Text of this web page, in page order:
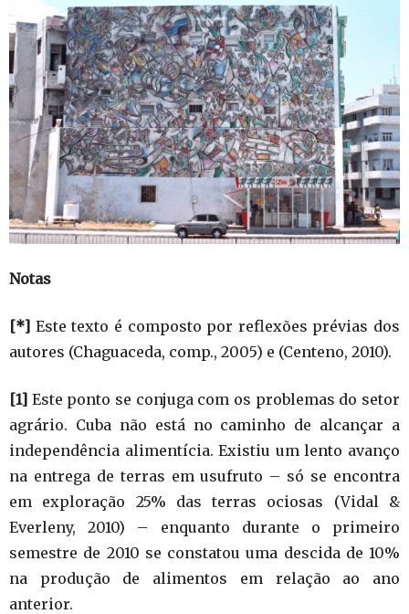
Notas
[*] Este texto é composto por reflexões prévias dos
autores (Chaguaceda, comp., 2005) e (Centeno, 2010).
[1] Este ponto se conjuga com os problemas do setor
agrário. Cuba não está no caminho de alcançar a
independência alimentícia. Existiu um lento avanço
na entrega de terras em usufruto – só se encontra
em exploração 25% das terras ociosas (Vidal &
Everleny, 2010) – enquanto durante o primeiro
semestre de 2010 se constatou uma descida de 10%
na produção de alimentos em relação ao ano
anterior.